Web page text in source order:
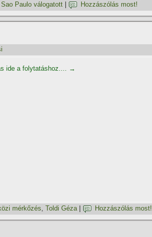
Sao Paulo válogatott Hozzászólás most!
ide a folytatáshoz.... →
mérkőzés, Toldi Géza| Hozzászólás most!